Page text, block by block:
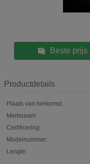
Beste prijs
Productdetails
Plaats van herkomst:
Merknaam:
Certificering:
Modelnummer:
Lengte: